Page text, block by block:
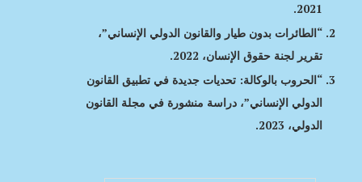
2021.
“الطائرات بدون طيار والقانون الدولي الإنساني”،
تقرير لجنة حقوق الإنسان، 2022.
“الحروب بالوكالة: تحديات جديدة في تطبيق القانون
الدولي الإنساني”، دراسة منشورة في مجلة القانون
الدولي، 2023.